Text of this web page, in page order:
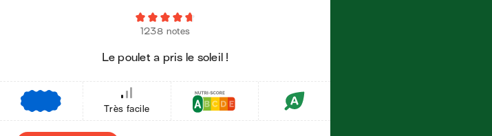
1238 notes
Le poulet a pris le soleil !
Très facile